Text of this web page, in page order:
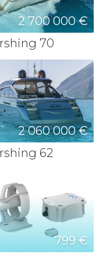
2 700 000 €
70
2 060 000 €
62
799 €